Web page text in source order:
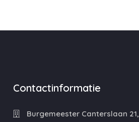
Contactinformatie
Burgemeester Canterslaan 21,